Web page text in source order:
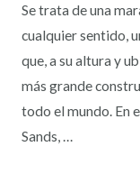
Se trata de una
cualquier sentido,
que, a su altura y
más grande
todo el mundo. En
Sands, …